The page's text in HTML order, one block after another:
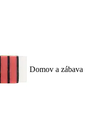
Domov a zábava